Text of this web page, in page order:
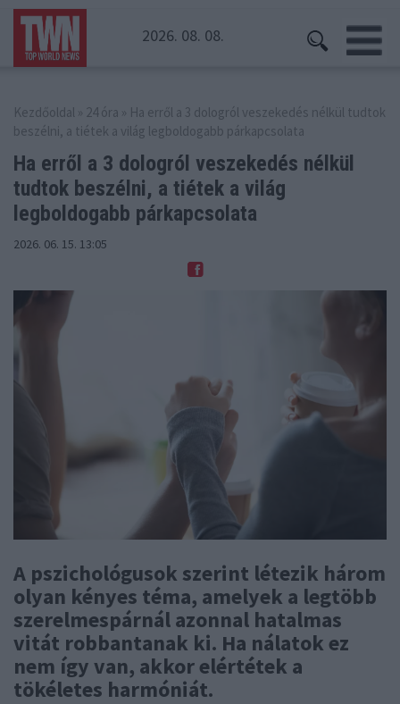
2026. 08. 08.
Kezdőoldal » 24 óra » Ha erről a 3 dologról veszekedés nélkül tudtok
beszélni, a tiétek a világ legboldogabb párkapcsolata
Ha erről a 3 dologról veszekedés nélkül
tudtok beszélni, a tiétek a világ
legboldogabb párkapcsolata
2026. 06. 15. 13:05
A pszichológusok szerint létezik három
olyan kényes téma, amelyek a legtöbb
szerelmespárnál azonnal hatalmas
vitát robbantanak ki. Ha nálatok ez
nem így van, akkor elértétek a
tökéletes harmóniát.